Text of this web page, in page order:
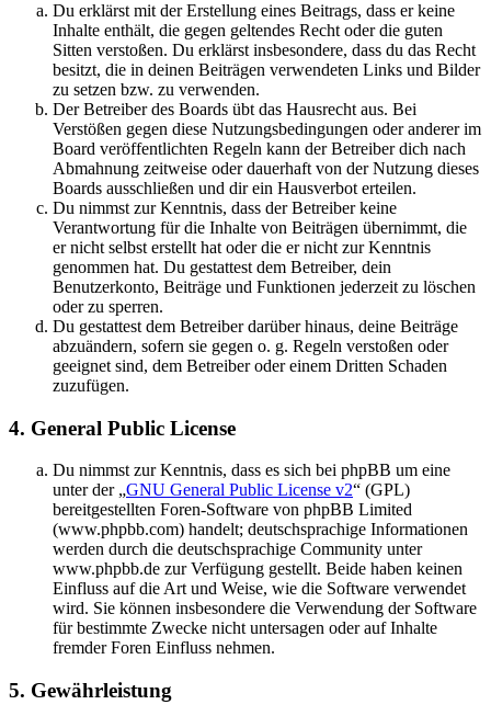
Du erklärst mit der Erstellung eines Beitrags, dass er keine
Inhalte enthält, die gegen geltendes Recht oder die guten
Sitten verstoßen. Du erklärst insbesondere, dass du das Recht
besitzt, die in deinen Beiträgen verwendeten Links und Bilder
zu setzen bzw. zu verwenden.
Der Betreiber des Boards übt das Hausrecht aus. Bei
Verstößen gegen diese Nutzungsbedingungen oder anderer im
Board veröffentlichten Regeln kann der Betreiber dich nach
Abmahnung zeitweise oder dauerhaft von der Nutzung dieses
Boards ausschließen und dir ein Hausverbot erteilen.
Du nimmst zur Kenntnis, dass der Betreiber keine
Verantwortung für die Inhalte von Beiträgen übernimmt, die
er nicht selbst erstellt hat oder die er nicht zur Kenntnis
genommen hat. Du gestattest dem Betreiber, dein
Benutzerkonto, Beiträge und Funktionen jederzeit zu löschen
oder zu sperren.
Du gestattest dem Betreiber darüber hinaus, deine Beiträge
abzuändern, sofern sie gegen o. g. Regeln verstoßen oder
geeignet sind, dem Betreiber oder einem Dritten Schaden
zuzufügen.
4. General Public License
Du nimmst zur Kenntnis, dass es sich bei phpBB um eine
unter der „GNU General Public License v2“ (GPL)
bereitgestellten Foren-Software von phpBB Limited
(www.phpbb.com) handelt; deutschsprachige Informationen
werden durch die deutschsprachige Community unter
www.phpbb.de zur Verfügung gestellt. Beide haben keinen
Einfluss auf die Art und Weise, wie die Software verwendet
wird. Sie können insbesondere die Verwendung der Software
für bestimmte Zwecke nicht untersagen oder auf Inhalte
fremder Foren Einfluss nehmen.
5. Gewährleistung